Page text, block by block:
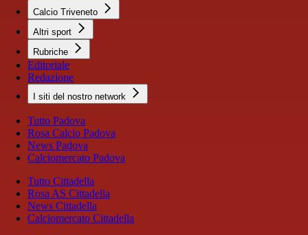
Calcio Triveneto
Altri sport
Rubriche
Editoriale
Redazione
I siti del nostro network
Tutto Padova
Rosa Calcio Padova
News Padova
Calciomercato Padova
Tutto Cittadella
Rosa AS Cittadella
News Cittadella
Calciomercato Cittadella